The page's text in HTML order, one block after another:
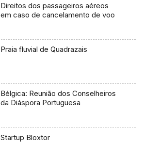
Direitos dos passageiros aéreos
em caso de cancelamento de voo
Praia fluvial de Quadrazais
Bélgica: Reunião dos Conselheiros
da Diáspora Portuguesa
Startup Bloxtor